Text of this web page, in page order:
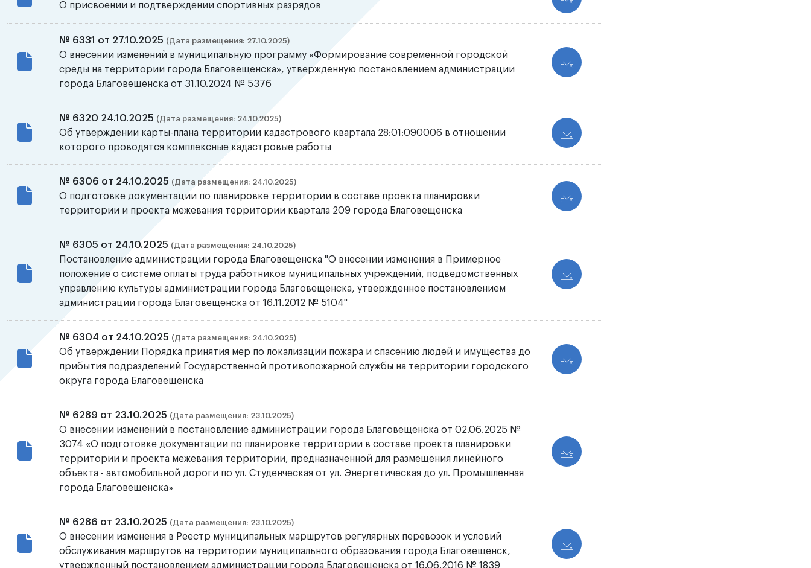
О присвоении и подтверждении спортивных разрядов
№ 6331 от 27.10.2025 (Дата размещения: 27.10.2025)
О внесении изменений в муниципальную программу «Формирование современной городской
среды на территории города Благовещенска», утвержденную постановлением администрации
города Благовещенска от 31.10.2024 № 5376
№ 6320 24.10.2025 (Дата размещения: 24.10.2025)
Об утверждении карты-плана территории кадастрового квартала 28:01:090006 в отношении
которого проводятся комплексные кадастровые работы
№ 6306 от 24.10.2025 (Дата размещения: 24.10.2025)
О подготовке документации по планировке территории в составе проекта планировки
территории и проекта межевания территории квартала 209 города Благовещенска
№ 6305 от 24.10.2025 (Дата размещения: 24.10.2025)
Постановление администрации города Благовещенска "О внесении изменения в Примерное
положение о системе оплаты труда работников муниципальных учреждений, подведомственных
управлению культуры администрации города Благовещенска, утвержденное постановлением
администрации города Благовещенска от 16.11.2012 № 5104"
№ 6304 от 24.10.2025 (Дата размещения: 24.10.2025)
Об утверждении Порядка принятия мер по локализации пожара и спасению людей и имущества до
прибытия подразделений Государственной противопожарной службы на территории городского
округа города Благовещенска
№ 6289 от 23.10.2025 (Дата размещения: 23.10.2025)
О внесении изменений в постановление администрации города Благовещенска от 02.06.2025 №
3074 «О подготовке документации по планировке территории в составе проекта планировки
территории и проекта межевания территории, предназначенной для размещения линейного
объекта - автомобильной дороги по ул. Студенческая от ул. Энергетическая до ул. Промышленная
города Благовещенска»
№ 6286 от 23.10.2025 (Дата размещения: 23.10.2025)
О внесении изменения в Реестр муниципальных маршрутов регулярных перевозок и условий
обслуживания маршрутов на территории муниципального образования города Благовещенск,
утвержденный постановлением администрации города Благовещенска от 16.06.2016 № 1839